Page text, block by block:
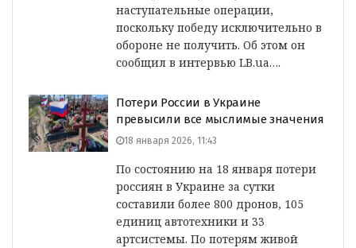
наступательные операции,
поскольку победу исключительно в
обороне не получить. Об этом он
сообщил в интервью LB.ua….
Потери России в Украине
превысили все мыслимые значения
18 января 2026, 11:43
По состоянию на 18 января потери
россиян в Украине за сутки
составили более 800 дронов, 105
единиц автотехники и 33
артсистемы. По потерям живой